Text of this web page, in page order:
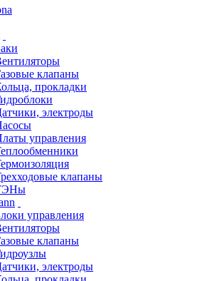
клапаны
прокладки
электроды
управления
клапаны
управления
клапаны
электроды